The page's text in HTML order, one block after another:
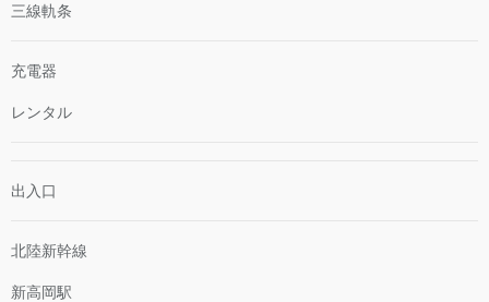
三線軌条
充電器
レンタル
出入口
北陸新幹線
新高岡駅